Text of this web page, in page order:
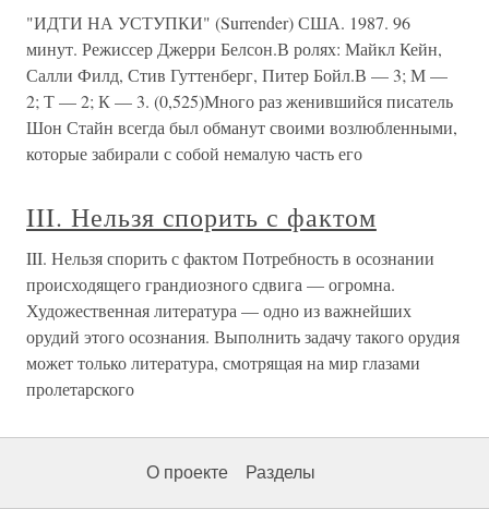
"ИДТИ НА УСТУПКИ" (Surrender) США. 1987. 96
минут. Режиссер Джерри Белсон.В ролях: Майкл Кейн,
Салли Филд, Стив Гуттенберг, Питер Бойл.В — 3; М —
2; Т — 2; К — 3. (0,525)Много раз женившийся писатель
Шон Стайн всегда был обманут своими возлюбленными,
которые забирали с собой немалую часть его
III. Нельзя спорить с фактом
III. Нельзя спорить с фактом Потребность в осознании
происходящего грандиозного сдвига — огромна.
Художественная литература — одно из важнейших
орудий этого осознания. Выполнить задачу такого орудия
может только литература, смотрящая на мир глазами
пролетарского
О проекте Разделы